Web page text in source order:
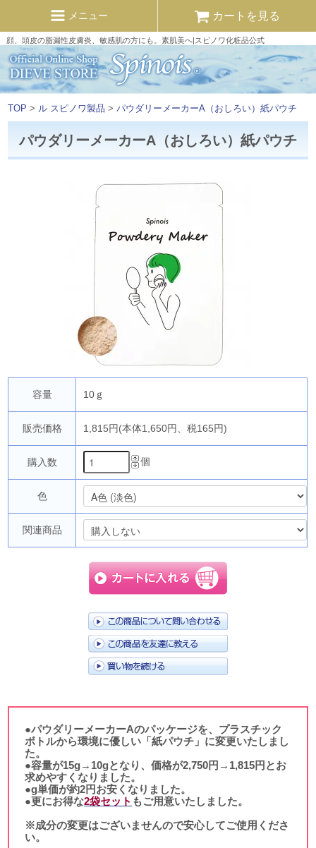
メニュー カートを見る
顔、頭皮の脂漏性皮膚炎、敏感肌の方にも。素肌美へ|スピノワ化粧品公式
TOP > ル スピノワ製品 >パウダリーメーカーA（おしろい）紙パウチ
パウダリーメーカーA（おしろい）紙パウチ
容量 10ｇ
販売価格 1,815円(本体1,650円、税165円)
購入数 個
色
関連商品
●パウダリーメーカーAのパッケージを、プラスチック
ボトルから環境に優しい「紙パウチ」に変更いたしまし
た。
●容量が15g→10gとなり、価格が2,750円→1,815円とお
求めやすくなりました。
●g単価が約2円お安くなりました。
●更にお得な2袋セット もご用意いたしました。
※成分の変更はございませんので安心してご使用くださ
い。